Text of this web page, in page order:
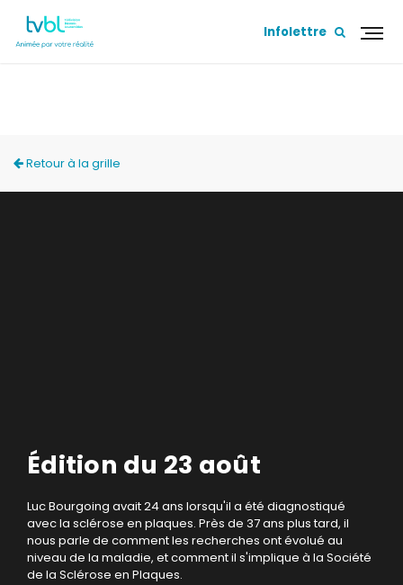
Infolettre
Retour à la grille
Édition du 23 août
Luc Bourgoing avait 24 ans lorsqu'il a été diagnostiqué
avec la sclérose en plaques. Près de 37 ans plus tard, il
nous parle de comment les recherches ont évolué au
niveau de la maladie, et comment il s'implique à la Société
de la Sclérose en Plaques.